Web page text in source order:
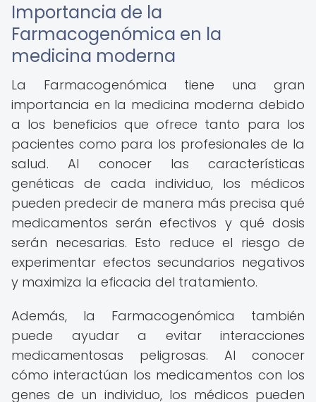
Importancia de la
Farmacogenómica en la
medicina moderna
La Farmacogenómica tiene una gran
importancia en la medicina moderna debido
a los beneficios que ofrece tanto para los
pacientes como para los profesionales de la
salud. Al conocer las características
genéticas de cada individuo, los médicos
pueden predecir de manera más precisa qué
medicamentos serán efectivos y qué dosis
serán necesarias. Esto reduce el riesgo de
experimentar efectos secundarios negativos
y maximiza la eficacia del tratamiento.
Además, la Farmacogenómica también
puede ayudar a evitar interacciones
medicamentosas peligrosas. Al conocer
cómo interactúan los medicamentos con los
genes de un individuo, los médicos pueden